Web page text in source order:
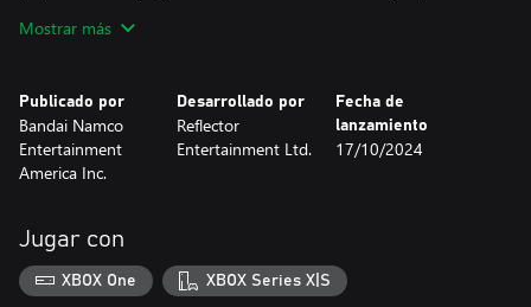
lanza energía úmbrica a tus oponentes y mucho más.
peligrosas selvas indias hasta los paisajes góticos de la Portugal
del siglo XIX, descubre algunas de las ubicaciones más
misteriosas que el mundo tiene para ofrecer.
Awakening toma lugar entre medio de varias historias
entrelazadas que se desarrollan a través de una multitud de
productos de Unknown 9, cuyos eventos y personajes componen
un mundo narrativo mucho más grande.
Mostrar más
Publicado por
Bandai Namco
Entertainment
America Inc.
Desarrollado por
Reflector
Entertainment Ltd.
Fecha de
lanzamiento
17/10/2024
Jugar con
XBOX One XBOX Series X|S